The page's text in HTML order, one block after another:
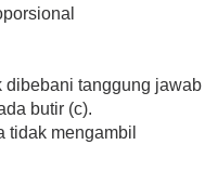
dibebani tanggung jawab
butir (c).
tidak mengambil